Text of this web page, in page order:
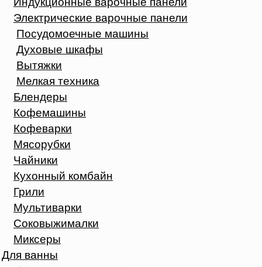
Электрические варочные панели
Посудомоечные машины
Духовые шкафы
Вытяжки
Мелкая техника
Блендеры
Кофемашины
Кофеварки
Мясорубки
Чайники
Кухонный комбайн
Грили
Мультиварки
Соковыжималки
Миксеры
Для ванны